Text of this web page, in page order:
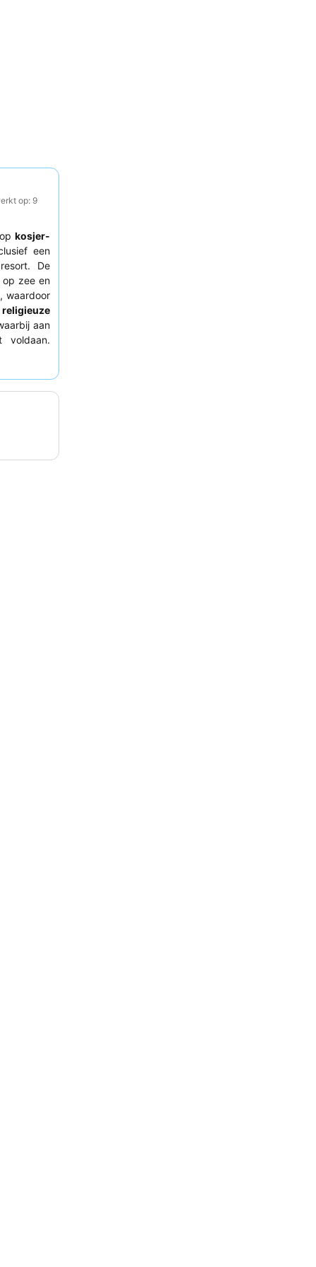
op: 9
kosjer-
een
De
zee en
waardoor
religieuze
aan
voldaan.
tot de